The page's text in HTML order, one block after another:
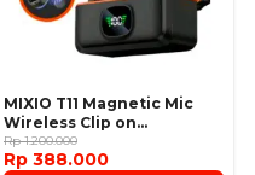
MIXIO T11 Magnetic Mic
Wireless Clip on
Microphone
Rp 1.200.000
Rp 388.000